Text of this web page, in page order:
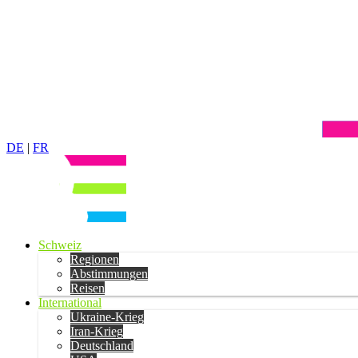
DE | FR
Schweiz
Regionen
Abstimmungen
Reisen
International
Ukraine-Krieg
Iran-Krieg
Deutschland